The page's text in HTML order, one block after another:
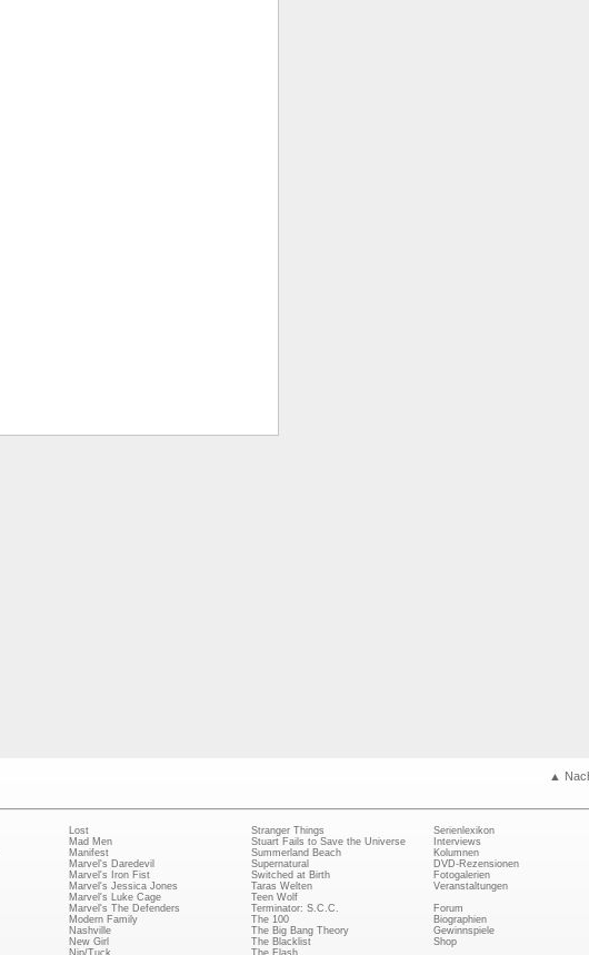
▲
Lost
Mad Men
Manifest
Marvel's Daredevil
Marvel's Iron Fist
Marvel's Jessica Jones
Marvel's Luke Cage
Marvel's The Defenders
Modern Family
Nashville
New Girl
Stranger Things
Stuart Fails to Save the Universe
Summerland Beach
Supernatural
Switched at Birth
Taras Welten
Teen Wolf
Terminator: S.C.C.
The 100
The Big Bang Theory
The Blacklist
Serienlexikon
Interviews
Kolumnen
DVD-Rezensionen
Fotogalerien
Veranstaltungen
Forum
Biographien
Gewinnspiele
Shop